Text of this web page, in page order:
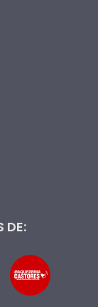
DE: